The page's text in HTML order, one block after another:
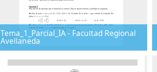
Tema_1_Parcial_IA - Facultad Regional
Avellaneda